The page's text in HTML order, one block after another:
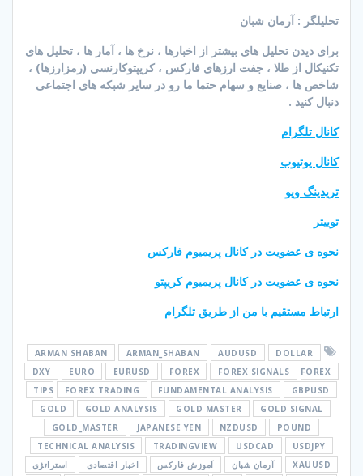
تحلیلگر : آرمان شبان
برای دیدن تحلیل های بیشتر از اخبارها ، نرخ ها ، آمار ها ، تحلیل های
تکنیکال از طلا ، جفت ارزهای فارکس ، کریپتوکارنسی (رمزارزها) ،
شاخص ها ، صنایع و سهام حتما ما رو در سایر شبکه های اجتماعی
دنبال کنید .
کانال تلگرام
کانال یوتیوب
تریدینگ ویو
توییتر
نحوه ی عضویت در کانال پریمیوم فارکس
نحوه ی عضویت در کانال پریمیوم کریپتو
ارتباط مستقیم با من از طریق تلگرام
ARMAN SHABAN ARMAN_SHABAN AUDUSD
DOLLAR
DXY
EURO EURUSD FOREX FOREX SIGNALS
FOREX
TIPS
FOREX TRADING FUNDAMENTAL ANALYSIS
GBPUSD
GOLD
GOLD ANALYSIS GOLD MASTER
GOLD SIGNAL
GOLD_MASTER
JAPANESE YEN NZDUSD
POUND
TECHNICAL ANALYSIS
TRADINGVIEW USDCAD
USDJPY
XAUUSD
آرمان شبان آموزش فارکس اخبار اقتصادی
استراتژی